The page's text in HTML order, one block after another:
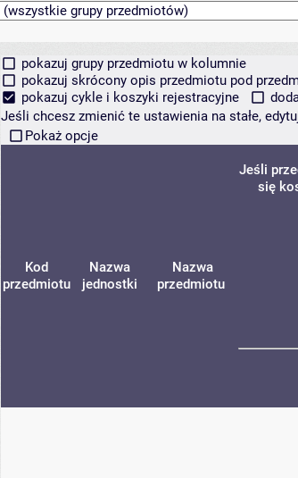
pokazuj grupy przedmiotu w kolumnie
pokazuj skrócony opis przedmiotu pod
pokazuj cykle i koszyki rejestracyjne
Jeśli chcesz zmienić te ustawienia na stałe,
Pokaż opcje
Kod
przedmiotu
Nazwa
jednostki
Nazwa
przedmiotu
Jeśli
się